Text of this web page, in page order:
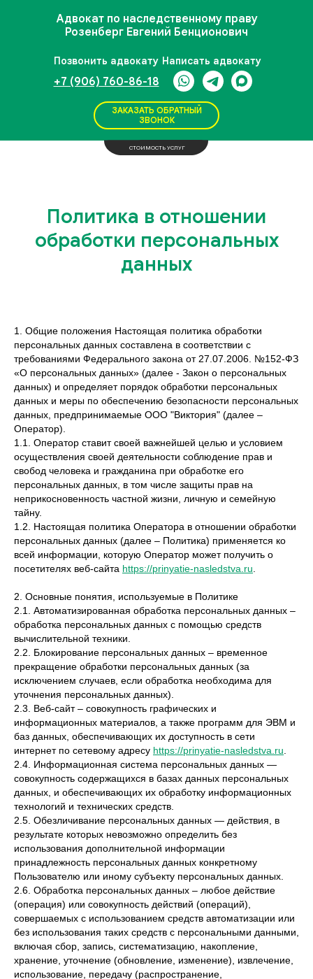
Адвокат по наследственному праву
Розенберг Евгений Бенционович
ЗАКАЗАТЬ ОБРАТНЫЙ
ЗВОНОК
+7 (906) 760-86-18
Позвонить адвокату Написать адвокату
СТОИМОСТЬ УСЛУГ
Политика в отношении
обработки персональных
данных
1. Общие положения Настоящая политика обработки
персональных данных составлена в соответствии с
требованиями Федерального закона от 27.07.2006. №152-ФЗ
«О персональных данных» (далее - Закон о персональных
данных) и определяет порядок обработки персональных
данных и меры по обеспечению безопасности персональных
данных, предпринимаемые ООО "Виктория" (далее –
Оператор).
1.1. Оператор ставит своей важнейшей целью и условием
осуществления своей деятельности соблюдение прав и
свобод человека и гражданина при обработке его
персональных данных, в том числе защиты прав на
неприкосновенность частной жизни, личную и семейную
тайну.
1.2. Настоящая политика Оператора в отношении обработки
персональных данных (далее – Политика) применяется ко
всей информации, которую Оператор может получить о
посетителях веб-сайта https://prinyatie-nasledstva.ru
2. Основные понятия, используемые в Политике
2.1. Автоматизированная обработка персональных данных –
обработка персональных данных с помощью средств
вычислительной техники.
2.2. Блокирование персональных данных – временное
прекращение обработки персональных данных (за
исключением случаев, если обработка необходима для
уточнения персональных данных).
2.3. Веб-сайт – совокупность графических и
информационных материалов, а также программ для ЭВМ и
баз данных, обеспечивающих их доступность в сети
интернет по сетевому адресу https://prinyatie-nasledstva.ru
2.4. Информационная система персональных данных —
совокупность содержащихся в базах данных персональных
данных, и обеспечивающих их обработку информационных
технологий и технических средств.
2.5. Обезличивание персональных данных — действия, в
результате которых невозможно определить без
использования дополнительной информации
принадлежность персональных данных конкретному
Пользователю или иному субъекту персональных данных.
2.6. Обработка персональных данных – любое действие
(операция) или совокупность действий (операций),
совершаемых с использованием средств автоматизации или
без использования таких средств с персональными данными,
включая сбор, запись, систематизацию, накопление,
хранение, уточнение (обновление, изменение), извлечение,
использование, передачу (распространение,